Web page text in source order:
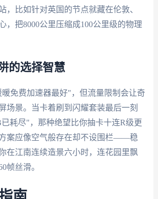
，比如针对英国的节点就藏在伦敦、
，把8000公里压缩成100公里级的物理
的选择智慧
免费加速器最好"，但流量限制会让奇
场景。当卡着刷到闪耀套装最后一刻
耗尽"，那种绝望比你抽卡十连R级更
案应像空气般存在却不设围栏——稳
在江南连续造景六小时，连花园里飘
帧丝滑。